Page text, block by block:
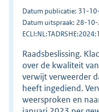
Datum publicatie: 31-
Datum uitspraak: 28-
Raadsbeslissing.
over de kwaliteit
verwijt verweerder
heeft ingediend.
weersproken en